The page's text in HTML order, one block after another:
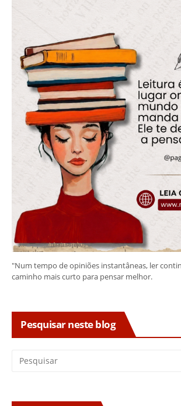
"Num tempo de opiniões instantâneas, ler
caminho mais curto para pensar melhor.
Pesquisar neste blog